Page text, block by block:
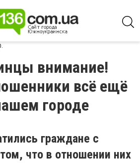
внимание!
всё ещё
городе
граждане с
что в отношении них